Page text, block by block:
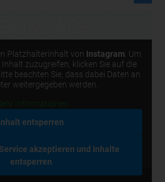
Platzhalterinhalt von Instagram . Um
zuzugreifen, klicken Sie auf die
beachten Sie, dass dabei Daten an
weitergegeben werden.
entsperren
akzeptieren und Inhalte
entsperren